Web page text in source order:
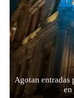
Agotan entradas
en